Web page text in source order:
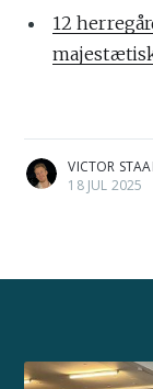
12
VICTOR
18 JUL 2025